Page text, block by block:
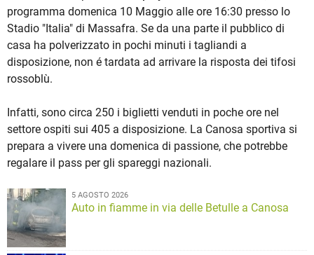
programma domenica 10 Maggio alle ore 16:30 presso lo
Stadio "Italia" di Massafra. Se da una parte il pubblico di
casa ha polverizzato in pochi minuti i tagliandi a
disposizione, non é tardata ad arrivare la risposta dei tifosi
rossoblù.
Infatti, sono circa 250 i biglietti venduti in poche ore nel
settore ospiti sui 405 a disposizione. La Canosa sportiva si
prepara a vivere una domenica di passione, che potrebbe
regalare il pass per gli spareggi nazionali.
5 AGOSTO 2026
Auto in fiamme in via delle Betulle a Canosa